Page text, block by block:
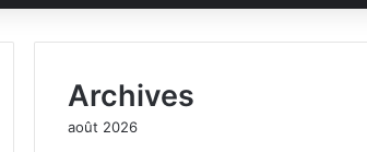
Archives
août 2026